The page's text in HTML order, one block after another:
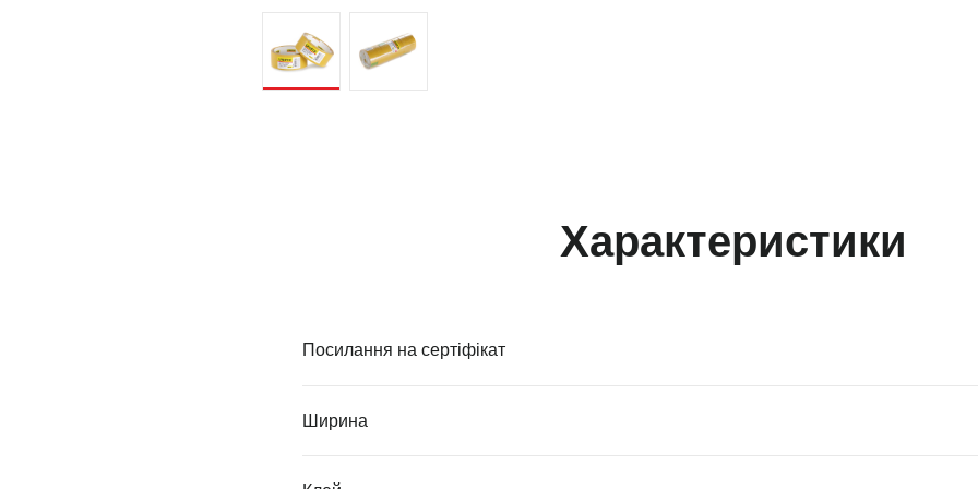
Характеристики
Посилання на сертіфікат
Ширина